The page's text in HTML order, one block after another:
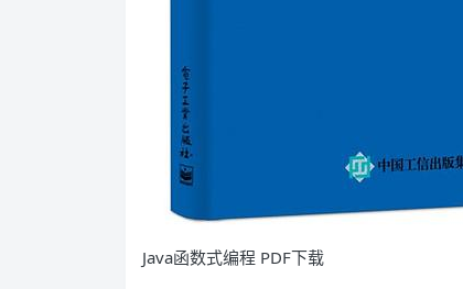
Java函数式编程 PDF下载